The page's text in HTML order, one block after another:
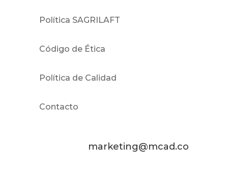
Política SAGRILAFT
Código de Ética
Política de Calidad
Contacto
marketing@mcad.co